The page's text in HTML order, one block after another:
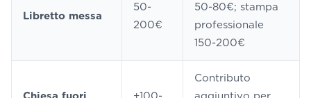
Libretto messa
50-
200€
50-80€; stampa
professionale
150-200€
Contributo